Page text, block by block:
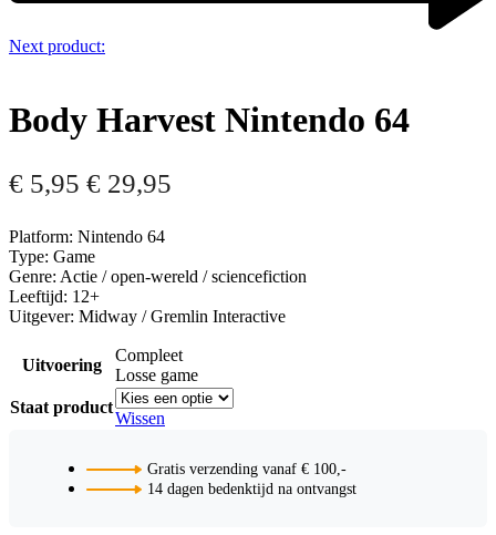
Next product:
Body Harvest Nintendo 64
€ 5,95 € 29,95
Platform: Nintendo 64
Type: Game
Genre: Actie / open-wereld / sciencefiction
Leeftijd: 12+
Uitgever: Midway / Gremlin Interactive
Uitvoering
Compleet
Losse game
Staat product
Wissen
Gratis verzending vanaf € 100,-
14 dagen bedenktijd na ontvangst